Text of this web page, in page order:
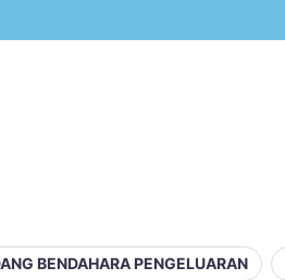
BENDAHARA PENGELUARAN